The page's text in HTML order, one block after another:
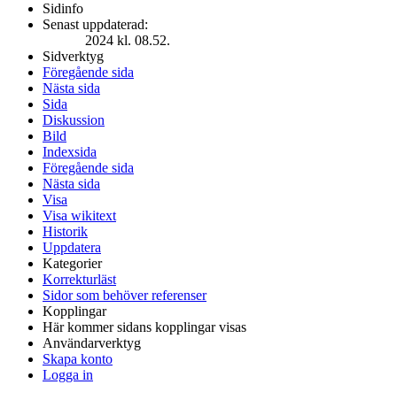
Sidinfo
Senast uppdaterad:
2024 kl. 08.52.
Sidverktyg
Föregående sida
Nästa sida
Sida
Diskussion
Bild
Indexsida
Föregående sida
Nästa sida
Visa
Visa wikitext
Historik
Uppdatera
Kategorier
Korrekturläst
Sidor som behöver referenser
Kopplingar
Här kommer sidans kopplingar visas
Användarverktyg
Skapa konto
Logga in